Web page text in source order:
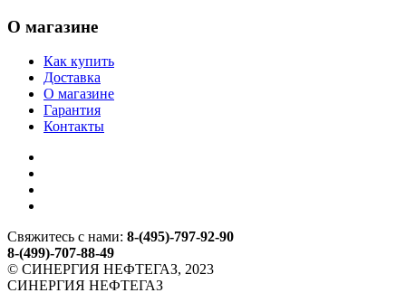
О магазине
Как купить
Доставка
О магазине
Гарантия
Контакты
Свяжитесь с нами: 8-(495)-797-92-90
8-(499)-707-88-49
© СИНЕРГИЯ НЕФТЕГАЗ, 2023
СИНЕРГИЯ НЕФТЕГАЗ